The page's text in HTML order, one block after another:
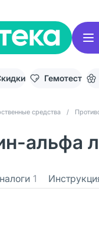
Гемотест
средства /
альфа
1